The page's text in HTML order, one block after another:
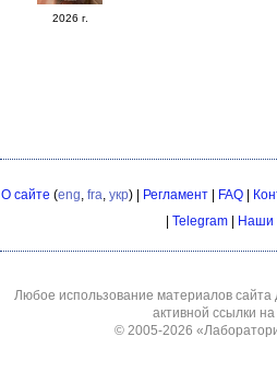
2026 г.
О сайте (eng, fra, укр) | Регламент| FAQ|
Telegram Наши
Любое использование материалов сайта
активной ссылки на
© 2005-2026